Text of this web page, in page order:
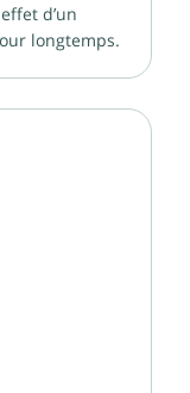
d’un
longtemps.